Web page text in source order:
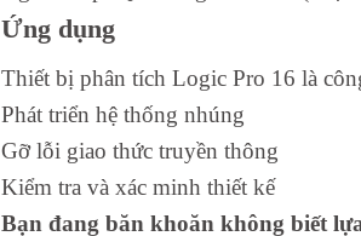
Ứng dụng
Thiết bị phân tích Logic Pro 16 là
Phát triển hệ thống nhúng
Gỡ lỗi giao thức truyền thông
Kiểm tra và xác minh thiết kế
Bạn đang băn khoăn không biết